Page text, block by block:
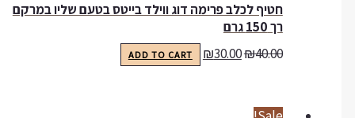
חטיף לכלב פרימה דוג ווילד בייטס בטעם שליו במרקם
רך 150 גרם
₪40.00
₪30.00
ADD TO CART